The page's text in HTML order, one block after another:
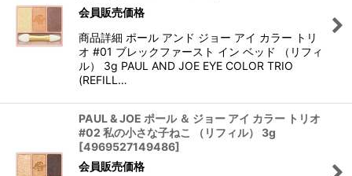
会員販売価格
商品詳細 ポール アンド ジョー アイ カラー トリ
オ #01 ブレックファースト イン ベッド （リフィ
ル） 3g PAUL AND JOE EYE COLOR TRIO
(REFILL…
PAUL & JOE ポール ＆ ジョー アイ カラー トリオ
#02 私の小さな子ねこ （リフィル） 3g
[4969527149486]
会員販売価格